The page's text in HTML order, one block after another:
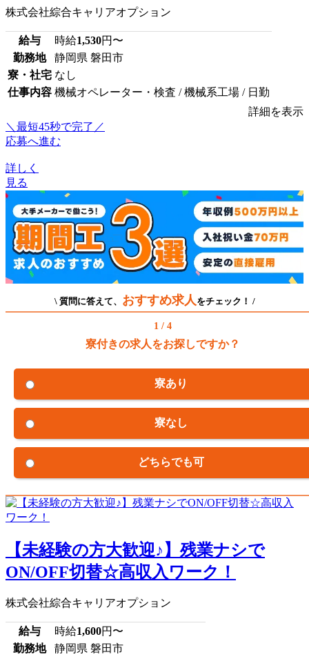
株式会社綜合キャリアオプション
給与 時給1,530円〜
勤務地
静岡県 磐田市
寮・社宅 なし
仕事内容 機械オペレーター・検査 / 機械系工場 / 日勤
詳細を表示
＼最短45秒で完了／
応募へ進む
詳しく
見る
\ 質問に答えて、 おすすめ求人 をチェック！ /
1 / 4
寮付きの求人をお探しですか？
寮あり
寮なし
どちらでも可
【未経験の方大歓迎♪】残業ナシで
ON/OFF切替☆高収入ワーク！
株式会社綜合キャリアオプション
給与 時給1,600円〜
勤務地
静岡県 磐田市